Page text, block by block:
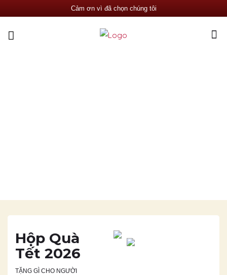
Cảm ơn vì đã chọn chúng tôi
Hộp Quà
Tết 2026
TẶNG GÌ CHO NGƯỜI